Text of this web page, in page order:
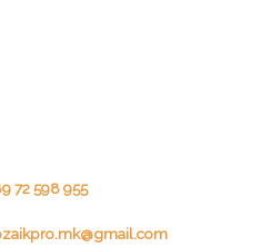
72 598 955